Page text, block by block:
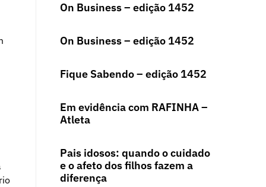
On Business – edição 1452
On Business – edição 1452
Fique Sabendo – edição 1452
Em evidência com RAFINHA –
Atleta
Pais idosos: quando o cuidado
e o afeto dos filhos fazem a
diferença